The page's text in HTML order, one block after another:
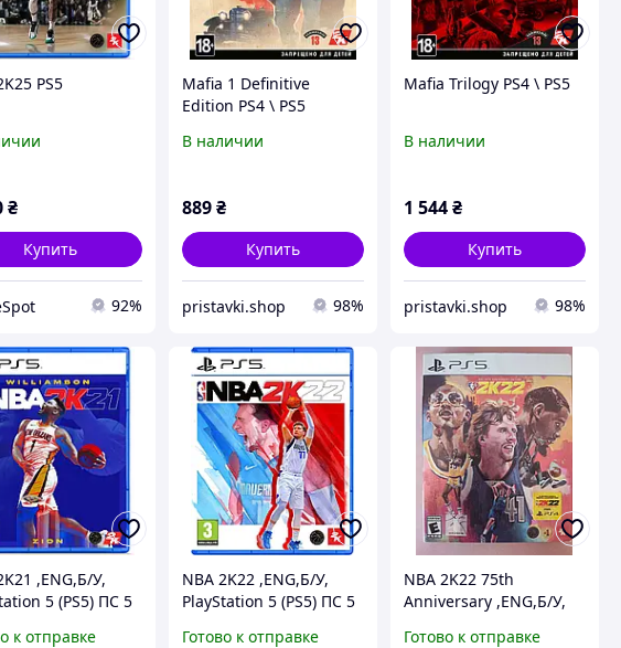
PS5
₴
Купить
92%
Mafia 1 Definitive
Edition PS4 \ PS5
В наличии
889 ₴
Купить
pristavki.shop 98%
Mafia Trilogy PS4 \ PS5
В наличии
1 544₴
Купить
pristavki.shop 98%
,ENG,Б/У,
5 (PS5) ПС 5
к отправке
NBA 2K22 ,ENG,Б/У,
PlayStation 5 (PS5) ПС 5
Готово к отправке
NBA 2K22 75th
Anniversary ,ENG,Б/У,
Готово к отправке